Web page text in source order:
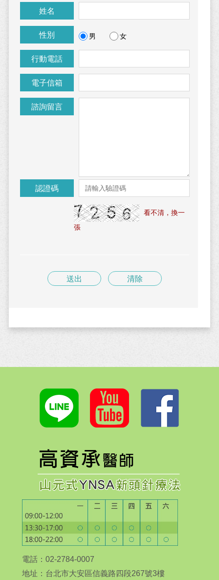
姓名
性別 男 女
行動電話
電子信箱
諮詢留言
認證碼
看不清，換一
張
送出 清除
電話：02-2784-0007
地址：台北市大安區信義路四段267號3樓